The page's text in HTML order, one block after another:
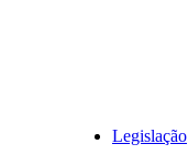
Legislação